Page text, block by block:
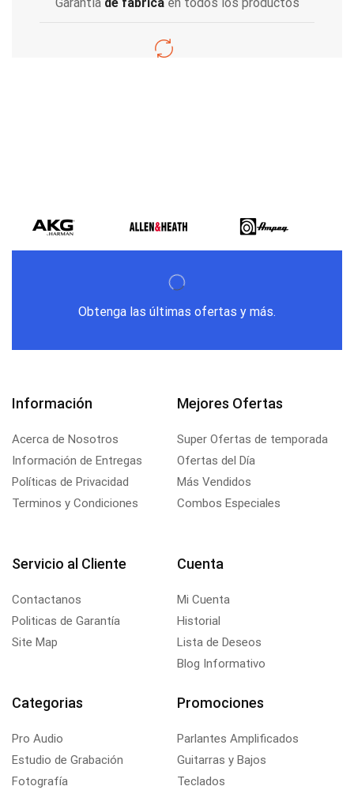
Obtenga las últimas ofertas y más.
Información
Acerca de Nosotros
Información de Entregas
Políticas de Privacidad
Terminos y Condiciones
Mejores Ofertas
Super Ofertas de temporada
Ofertas del Día
Más Vendidos
Combos Especiales
Servicio al Cliente
Contactanos
Politicas de Garantía
Site Map
Cuenta
Mi Cuenta
Historial
Lista de Deseos
Blog Informativo
Categorias
Pro Audio
Estudio de Grabación
Fotografía
Promociones
Parlantes Amplificados
Guitarras y Bajos
Teclados